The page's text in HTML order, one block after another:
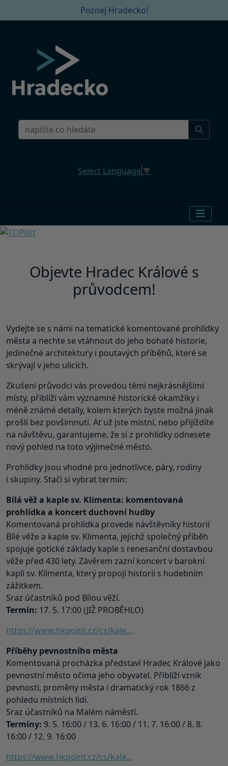
Poznej Hradecko!
Select Language ▼
Objevte Hradec Králové s
průvodcem!
Vydejte se s námi na tematické komentované prohlídky
města a nechte se vtáhnout do jeho bohaté historie,
jedinečné architektury i poutavých příběhů, které se
skrývají v jeho ulicích.
Zkušení průvodci vás provedou těmi nejkrásnějšími
místy, přiblíží vám významné historické okamžiky i
méně známé detaily, kolem kterých byste možná jinak
prošli bez povšimnutí. Ať už jste místní, nebo přijíždíte
na návštěvu, garantujeme, že si z prohlídky odnesete
nový pohled na toto výjimečné město.
Prohlídky jsou vhodné pro jednotlivce, páry, rodiny
i skupiny. Stačí si vybrat termín:
Bílá věž a kaple sv. Klimenta: komentovaná
prohlídka a koncert duchovní hudby
Komentovaná prohlídka provede návštěvníky historií
Bílé věže a kaple sv. Klimenta, jejichž společný příběh
spojuje gotické základy kaple s renesanční dostavbou
věže před 430 lety. Závěrem zazní koncert v barokní
kapli sv. Klimenta, který propojí historii s hudebním
zážitkem.
Sraz účastníků pod Bílou věží.
Termín: 17. 5. 17:00 (JIŽ PROBĚHLO)
https://www.hkpoint.cz/cs/kale...
Příběhy pevnostního města
Komentovaná procházka představí Hradec Králové jako
pevnostní město očima jeho obyvatel. Přiblíží vznik
pevnosti, proměny města i dramatický rok 1866 z
pohledu místních lidí.
Sraz účastníků na Malém náměstí.
Termíny: 9. 5. 16:00 / 13. 6. 16:00 / 11. 7. 16:00 / 8. 8.
16:00 / 12. 9. 16:00
https://www.hkpoint.cz/cs/kale...